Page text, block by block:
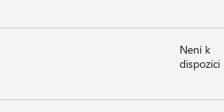
Není k
dispozici